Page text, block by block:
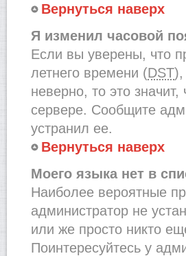
Вернуться наверх
Я изменил часовой
Если вы уверены, что
летнего времени (DST),
неверно, то это
сервере. Сообщите
устранил ее.
Вернуться наверх
Моего языка нет в
Наиболее вероятные
администратор не
или же просто никто
Поинтересуйтесь у